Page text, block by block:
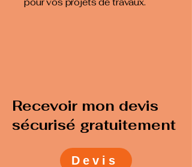
Recevoir mon devis
sécurisé gratuitement
Devis